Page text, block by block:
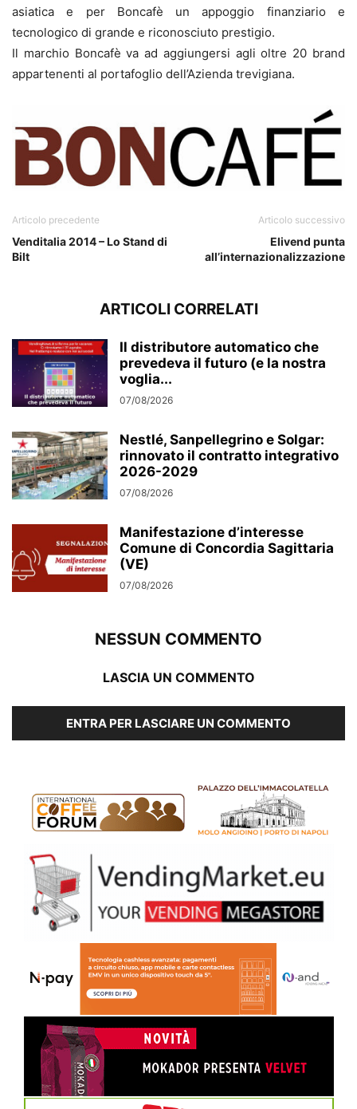
asiatica e per Boncafè un appoggio finanziario e
tecnologico di grande e riconosciuto prestigio.
Il marchio Boncafè va ad aggiungersi agli oltre 20 brand
appartenenti al portafoglio dell’Azienda trevigiana.
Articolo precedente
Venditalia 2014 – Lo Stand di
Bilt
Articolo successivo
Elivend punta
all’internazionalizzazione
ARTICOLI CORRELATI
Il distributore automatico che
prevedeva il futuro (e la nostra
voglia...
07/08/2026
Nestlé, Sanpellegrino e Solgar:
rinnovato il contratto integrativo
2026-2029
07/08/2026
Manifestazione d’interesse
Comune di Concordia Sagittaria
(VE)
07/08/2026
NESSUN COMMENTO
LASCIA UN COMMENTO
ENTRA PER LASCIARE UN COMMENTO